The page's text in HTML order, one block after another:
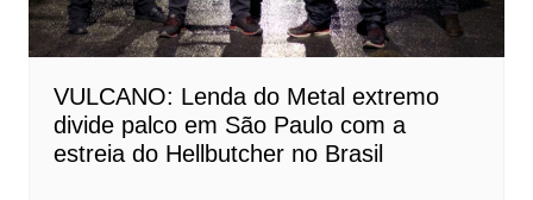
VULCANO: Lenda do Metal extremo
divide palco em São Paulo com a
estreia do Hellbutcher no Brasil